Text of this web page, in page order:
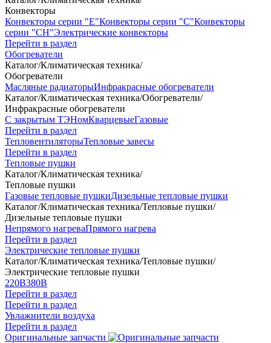
Конвекторы
Конвекторы серии "Е"Конвекторы серии "С"Конвекторы
серии "СН"Электрические конвекторы
Перейти в раздел
Обогреватели
Каталог/Климатическая техника/
Обогреватели
Масляные радиаторыИнфракрасные обогреватели
Каталог/Климатическая техника/Обогреватели/
Инфракрасные обогреватели
С закрытым ТЭНомКварцевыеГазовые
Перейти в раздел
ТепловентиляторыТепловые завесы
Перейти в раздел
Тепловые пушки
Каталог/Климатическая техника/
Тепловые пушки
Газовые тепловые пушкиДизельные тепловые пушки
Каталог/Климатическая техника/Тепловые пушки/
Дизельные тепловые пушки
Непрямого нагреваПрямого нагрева
Перейти в раздел
Электрические тепловые пушки
Каталог/Климатическая техника/Тепловые пушки/
Электрические тепловые пушки
220В380В
Перейти в раздел
Перейти в раздел
Увлажнители воздуха
Перейти в раздел
Оригинальные запчасти